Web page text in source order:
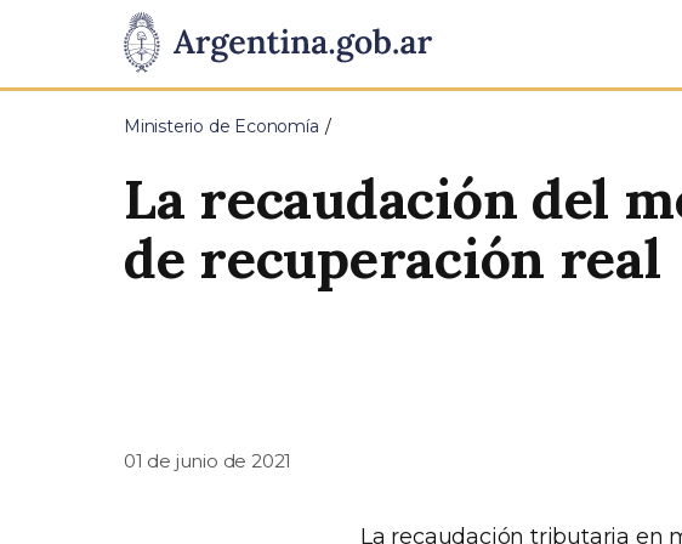
Presidencia
de
Pasar al contenido principal
Ministerio de Economía
La recaudación del
de recuperación real
01 de junio de 2021
La recaudación tributaria en